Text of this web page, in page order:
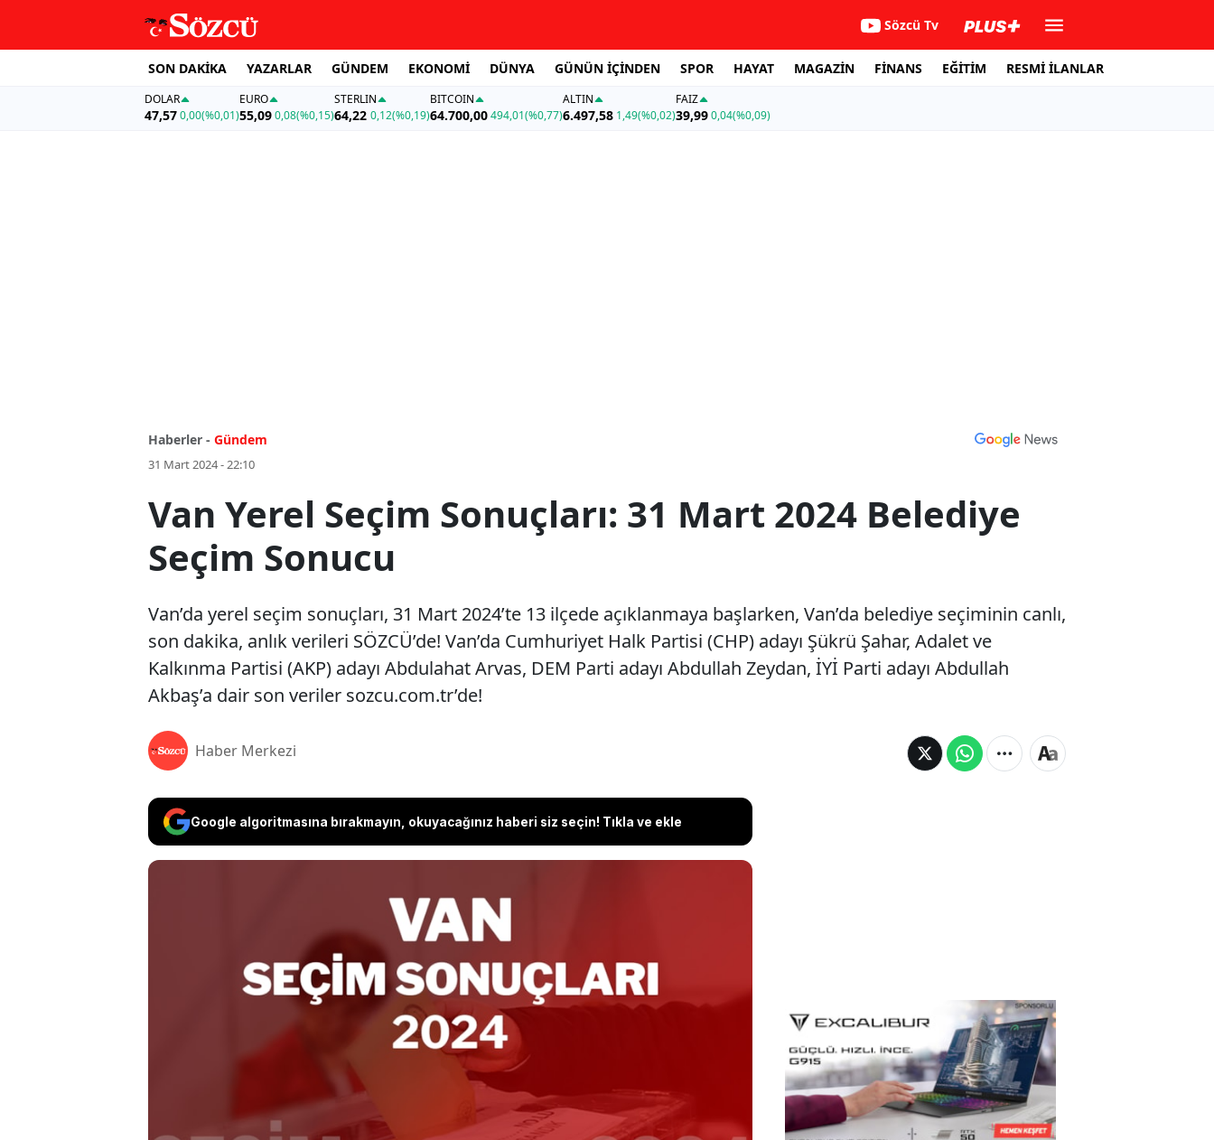
Sözcü Tv
SON DAKİKA YAZARLAR GÜNDEM EKONOMİ DÜNYA GÜNÜN İÇİNDEN SPOR HAYAT MAGAZİN FİNANS EĞİTİM RESMİ İLANLAR
DOLAR
47,570,00(%0,01)
EURO
55,09 0,08(%0,15)
STERLIN
64,22 0,12(%0,19)
BITCOIN
64.700,00494,01(%0,77)
ALTIN
6.497,58 1,49(%0,02)
FAİZ
39,990,04(%0,09)
Haberler - Gündem
31 Mart 2024 - 22:10
Van Yerel Seçim Sonuçları: 31 Mart 2024 Belediye
Seçim Sonucu
Van’da yerel seçim sonuçları, 31 Mart 2024’te 13 ilçede açıklanmaya başlarken, Van’da belediye seçiminin canlı,
son dakika, anlık verileri SÖZCÜ’de! Van’da Cumhuriyet Halk Partisi (CHP) adayı Şükrü Şahar, Adalet ve
Kalkınma Partisi (AKP) adayı Abdulahat Arvas, DEM Parti adayı Abdullah Zeydan, İYİ Parti adayı Abdullah
Akbaş’a dair son veriler sozcu.com.tr’de!
Haber Merkezi
Google algoritmasına bırakmayın, okuyacağınız haberi siz seçin! Tıkla ve ekle
Van’da yerel seçim sonuçları, 31 Mart 2024’te 13 ilçede açıklanmaya
başlarken, Van’da belediye seçiminin canlı, son dakika, anlık verileri
SÖZCÜ’de! Van’da Cumhuriyet Halk Partisi (CHP) adayı Şükrü Şahar,
Adalet ve Kalkınma Partisi (AKP) adayı Abdulahat Arvas, DEM Parti
adayı Abdullah Zeydan, İYİ Parti adayı Abdullah Akbaş’a dair son veriler
sozcu.com.tr’de!